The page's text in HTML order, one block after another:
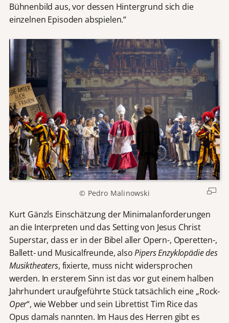
Bühnenbild aus, vor dessen Hintergrund sich die
einzelnen Episoden abspielen.“
© Pedro Malinowski
Kurt Gänzls Einschätzung der Minimalanforderungen
an die Interpreten und das Setting von Jesus Christ
Superstar, dass er in der Bibel aller Opern-, Operetten-,
Ballett- und Musicalfreunde, alsoPipers Enzyklopädie des
Musiktheaters, fixierte, muss nicht widersprochen
werden. In ersterem Sinn ist das vor gut einem halben
Jahrhundert uraufgeführte Stück tatsächlich eine „Rock-
Oper“, wie Webber und sein Librettist Tim Rice das
Opus damals nannten. Im Haus des Herren gibt es